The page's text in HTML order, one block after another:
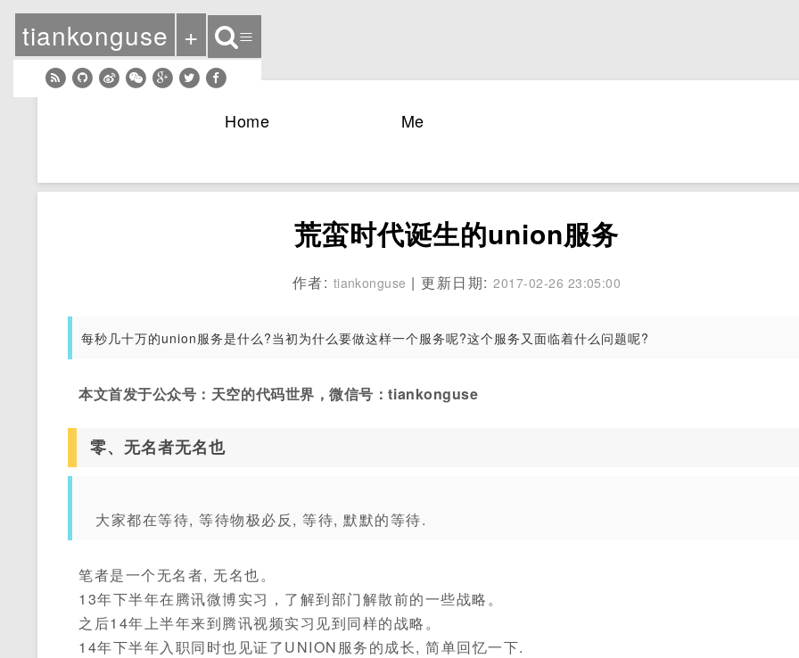
Home Me
荒蛮时代诞生的union服务
作者: tiankonguse | 更新日期:2017-02-26 23:05:00
每秒几十万的union服务是什么?当初为什么要做这样一个服务呢?这个服务又面临着什么问题呢?
本文首发于公众号：天空的代码世界，微信号：tiankonguse
零、无名者无名也
大家都在等待, 等待物极必反, 等待, 默默的等待.
笔者是一个无名者, 无名也。
13年下半年在腾讯微博实习，了解到部门解散前的一些战略。
之后14年上半年来到腾讯视频实习见到同样的战略。
14年下半年入职同时也见证了UNION服务的成长, 简单回忆一下.
tiankonguse + ≡